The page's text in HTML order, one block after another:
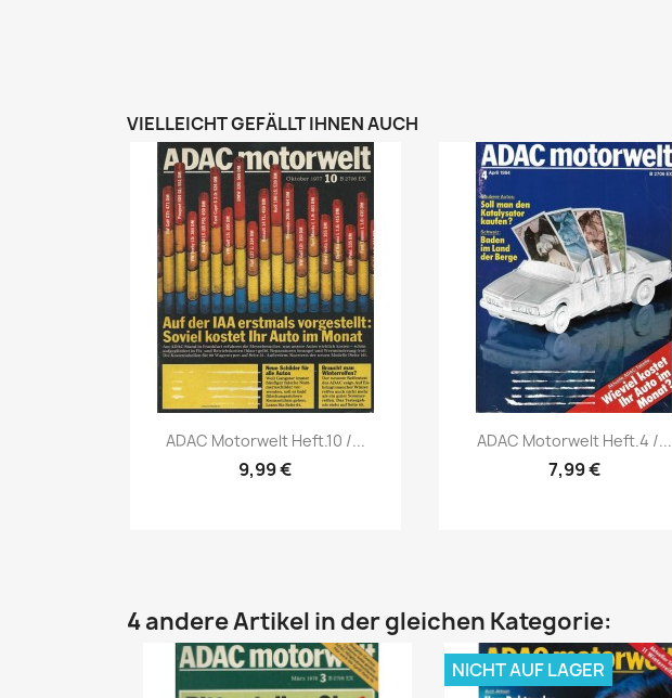
VIELLEICHT GEFÄLLT IHNEN AUCH
Vorschau
ADAC Motorwelt Heft.10 /...
9,99 €
Vorschau
ADAC Motorwelt Heft.4 /...
7,99 €
4 andere Artikel in der gleichen Kategorie:
NICHT AUF LAGER